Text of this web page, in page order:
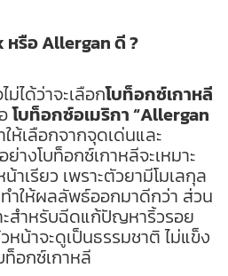
รือ Allergan ดี ?
ได้ว่าจะเลือกโบท็อกซ์เกาหลี
โบท็อกซ์อเมริกา “Allergan
ให้เลือกจากจุดเด่นและ
งโบท็อกซ์เกาหลีจะเหมาะ
าเรียว เพราะตัวยามีโมเลกุล
ำให้ผลลัพธ์ออกมาดีกว่า ส่วน
ะสำหรับฉีดแก้ปัญหาริ้วรอย
น้าจะดูเป็นธรรมชาติ ไม่แข็ง
ท็อกซ์เกาหลี